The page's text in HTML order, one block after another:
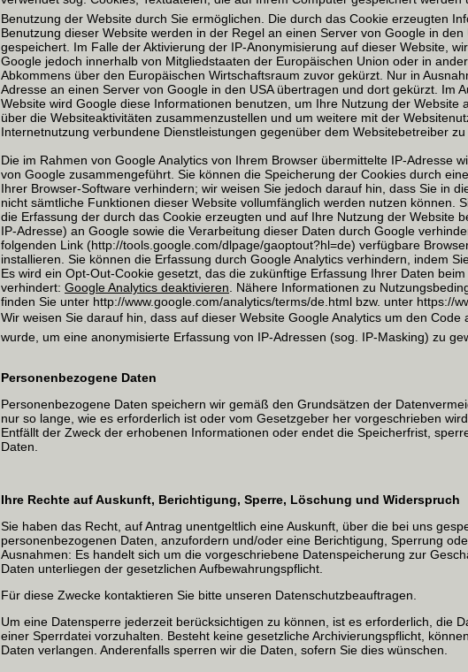
Benutzung der Website durch Sie ermöglichen. Die durch das Cookie erzeugten
Benutzung dieser Website werden in der Regel an einen Server von Google in
gespeichert. Im Falle der Aktivierung der IP-Anonymisierung auf dieser Website,
Google jedoch innerhalb von Mitgliedstaaten der Europäischen Union oder in
Abkommens über den Europäischen Wirtschaftsraum zuvor gekürzt. Nur in
Adresse an einen Server von Google in den USA übertragen und dort gekürzt. Im
Website wird Google diese Informationen benutzen, um Ihre Nutzung der Website
über die Websiteaktivitäten zusammenzustellen und um weitere mit der
Internetnutzung verbundene Dienstleistungen gegenüber dem Websitebetreiber zu
Die im Rahmen von Google Analytics von Ihrem Browser übermittelte IP-Adresse
von Google zusammengeführt. Sie können die Speicherung der Cookies durch
Ihrer Browser-Software verhindern; wir weisen Sie jedoch darauf hin, dass Sie in
nicht sämtliche Funktionen dieser Website vollumfänglich werden nutzen können.
die Erfassung der durch das Cookie erzeugten und auf Ihre Nutzung der Website
IP-Adresse) an Google sowie die Verarbeitung dieser Daten durch Google
folgenden Link (http://tools.google.com/dlpage/gaoptout?hl=de) verfügbare
installieren. Sie können die Erfassung durch Google Analytics verhindern, indem
Es wird ein Opt-Out-Cookie gesetzt, das die zukünftige Erfassung Ihrer Daten
verhindert: Google Analytics deaktivieren . Nähere Informationen zu
finden Sie unter http://www.google.com/analytics/terms/de.html bzw. unter https://
Wir weisen Sie darauf hin, dass auf dieser Website Google Analytics um den Code
wurde, um eine anonymisierte Erfassung von IP-Adressen (sog. IP-Masking) zu
Personenbezogene Daten
Personenbezogene Daten speichern wir gemäß den Grundsätzen der
nur so lange, wie es erforderlich ist oder vom Gesetzgeber her vorgeschrieben
Entfällt der Zweck der erhobenen Informationen oder endet die Speicherfrist,
Daten.
Ihre Rechte auf Auskunft, Berichtigung, Sperre, Löschung und Widerspruch
Sie haben das Recht, auf Antrag unentgeltlich eine Auskunft, über die bei uns
personenbezogenen Daten, anzufordern und/oder eine Berichtigung, Sperrung
Ausnahmen: Es handelt sich um die vorgeschriebene Datenspeicherung zur
Daten unterliegen der gesetzlichen Aufbewahrungspflicht.
Für diese Zwecke kontaktieren Sie bitte unseren Datenschutzbeauftragen.
Um eine Datensperre jederzeit berücksichtigen zu können, ist es erforderlich, die
einer Sperrdatei vorzuhalten. Besteht keine gesetzliche Archivierungspflicht,
Daten verlangen. Anderenfalls sperren wir die Daten, sofern Sie dies wünschen.